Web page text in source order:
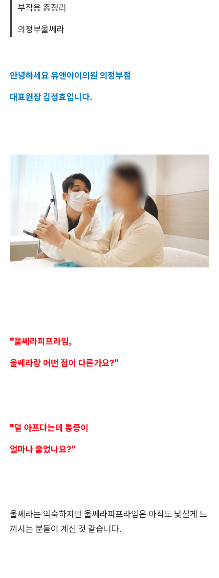
부작용 총정리
의정부울쎄라
안녕하세요 유앤아이의원 의정부점
대표원장 김정효입니다.
"울쎄라피프라임,
울쎄라랑 어떤 점이 다른가요?"
"덜 아프다는데 통증이
얼마나 줄었나요?"
울쎄라는 익숙하지만 울쎄라피프라임은 아직도 낯설게 느
끼시는 분들이 계신 것 같습니다.